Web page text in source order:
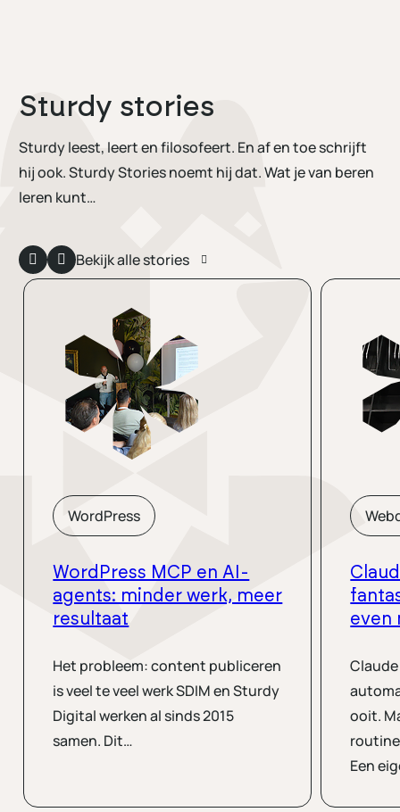
Sturdy stories
Sturdy leest, leert en filosofeert. En af en toe schrijft
hij ook. Sturdy Stories noemt hij dat. Wat je van beren
leren kunt…
Bekijk alle stories
WordPress
WordPress MCP en AI-
agents: minder werk, meer
resultaat
Het probleem: content publiceren
is veel te veel werk SDIM en Sturdy
Digital werken al sinds 2015
samen. Dit…
even
ooit.
Een